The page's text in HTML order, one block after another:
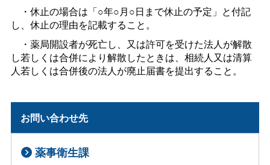
・休止の場合は「○年○月○日まで休止の予定」と付記
し、休止の理由を記載すること。
・薬局開設者が死亡し、又は許可を受けた法人が解散
し若しくは合併により解散したときは、相続人又は清算
人若しくは合併後の法人が廃止届書を提出すること。
お問い合わせ先
薬事衛生課